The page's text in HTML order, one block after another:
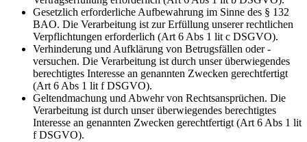
Gesetzlich erforderliche Aufbewahrung im Sinne des § 132
BAO. Die Verarbeitung ist zur Erfüllung unserer rechtlichen
Verpflichtungen erforderlich (Art 6 Abs 1 lit c DSGVO).
Verhinderung und Aufklärung von Betrugsfällen oder -
versuchen. Die Verarbeitung ist durch unser überwiegendes
berechtigtes Interesse an genannten Zwecken gerechtfertigt
(Art 6 Abs 1 lit f DSGVO).
Geltendmachung und Abwehr von Rechtsansprüchen. Die
Verarbeitung ist durch unser überwiegendes berechtigtes
Interesse an genannten Zwecken gerechtfertigt (Art 6 Abs 1 lit
f DSGVO).